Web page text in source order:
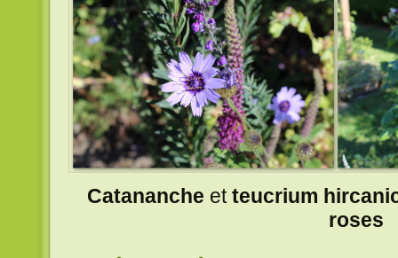
Catananche etteucrium
roses